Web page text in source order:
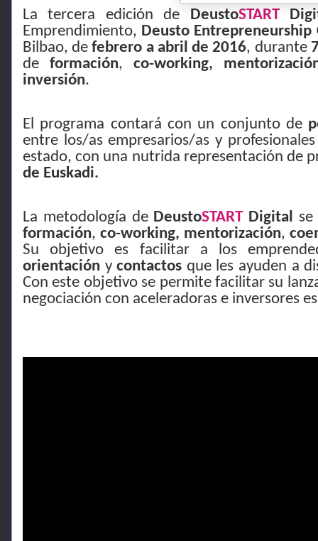
La tercera edición de DeustoSTART
Emprendimiento, Deusto Entrepreneurship
Bilbao, defebrero a abril de 2016, durante
de formación, co-working,
inversión.
El programa contará con un conjunto de
entre los/as empresarios/as y
estado, con una nutrida representación de
de Euskadi.
La metodología deDeustoSTART Digital
formación, co-working, mentorización,
Su objetivo es facilitar a los
orientación ycontactos que les ayuden a
Con este objetivo se permite facilitar su
negociación con aceleradoras e inversores